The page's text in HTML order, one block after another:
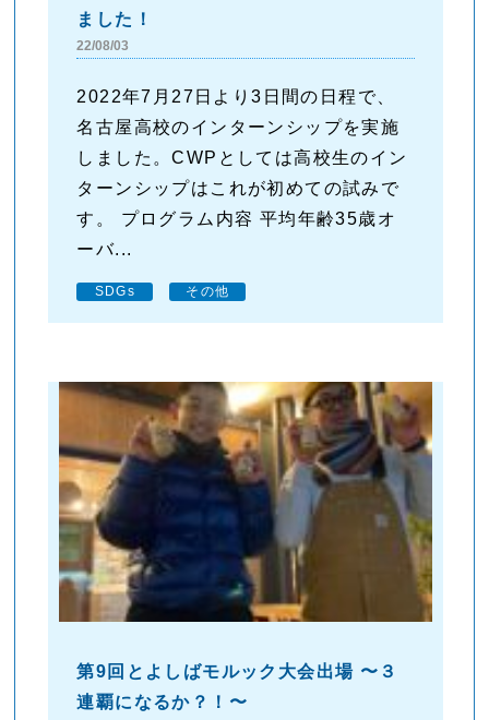
ました！
22/08/03
2022年7月27日より3日間の日程で、
名古屋高校のインターンシップを実施
しました。CWPとしては高校生のイン
ターンシップはこれが初めての試みで
す。 プログラム内容 平均年齢35歳オ
ーバ...
SDGs その他
第9回とよしばモルック大会出場 〜３
連覇になるか？！〜